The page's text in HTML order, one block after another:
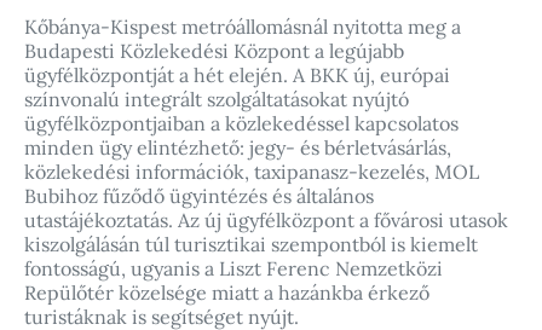
Kőbánya-Kispest metróállomásnál nyitotta meg a
Budapesti Közlekedési Központ a legújabb
ügyfélközpontját a hét elején. A BKK új, európai
színvonalú integrált szolgáltatásokat nyújtó
ügyfélközpontjaiban a közlekedéssel kapcsolatos
minden ügy elintézhető: jegy- és bérletvásárlás,
közlekedési információk, taxipanasz-kezelés, MOL
Bubihoz fűződő ügyintézés és általános
utastájékoztatás. Az új ügyfélközpont a fővárosi utasok
kiszolgálásán túl turisztikai szempontból is kiemelt
fontosságú, ugyanis a Liszt Ferenc Nemzetközi
Repülőtér közelsége miatt a hazánkba érkező
turistáknak is segítséget nyújt.